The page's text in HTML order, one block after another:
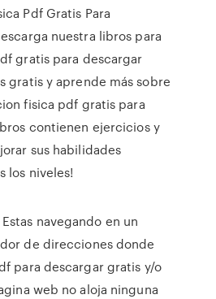
Pdf Gratis Para
nuestra libros para
gratis para descargar
gratis y aprende más sobre
fisica pdf gratis para
contienen ejercicios y
sus habilidades
los niveles!
navegando en un
de direcciones donde
para descargar gratis y/o
web no aloja ninguna